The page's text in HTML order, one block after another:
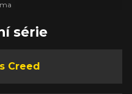
série
Creed